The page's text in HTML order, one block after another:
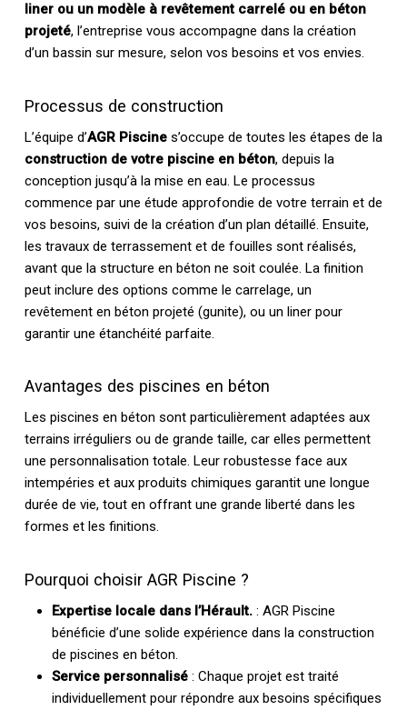
liner ou un modèle à revêtement carrelé ou en béton
projeté, l’entreprise vous accompagne dans la création
d’un bassin sur mesure, selon vos besoins et vos envies.
Processus de construction
L’équipe d’AGR Piscines’occupe de toutes les étapes de la
construction de votre piscine en béton, depuis la
conception jusqu’à la mise en eau. Le processus
commence par une étude approfondie de votre terrain et de
vos besoins, suivi de la création d’un plan détaillé. Ensuite,
les travaux de terrassement et de fouilles sont réalisés,
avant que la structure en béton ne soit coulée. La finition
peut inclure des options comme le carrelage, un
revêtement en béton projeté (gunite), ou un liner pour
garantir une étanchéité parfaite.
Avantages des piscines en béton
Les piscines en béton sont particulièrement adaptées aux
terrains irréguliers ou de grande taille, car elles permettent
une personnalisation totale. Leur robustesse face aux
intempéries et aux produits chimiques garantit une longue
durée de vie, tout en offrant une grande liberté dans les
formes et les finitions.
Pourquoi choisir AGR Piscine ?
Expertise locale dans l’Hérault.: AGR Piscine
bénéficie d’une solide expérience dans la construction
de piscines en béton.
Service personnalisé: Chaque projet est traité
individuellement pour répondre aux besoins spécifiques